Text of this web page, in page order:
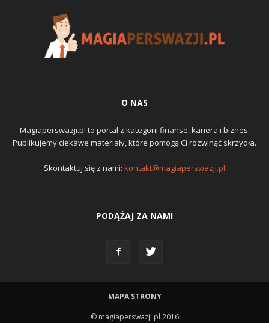
O NAS
Magiaperswazji.pl to portal z kategorii finanse, kariera i biznes.
Publikujemy ciekawe materiały, które pomogą Ci rozwinąć skrzydła.
Skontaktuj się z nami: kontakt@magiaperswazji.pl
PODĄŻAJ ZA NAMI
MAPA STRONY
© magiaperswazji.pl 2016